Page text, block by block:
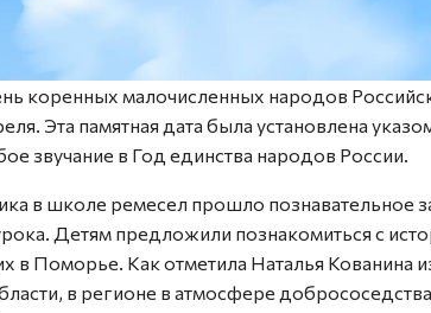
коренных малочисленных народов
Эта памятная дата была установлена
звучание в Год единства народов России.
в школе ремесел прошло познавательное
Детям предложили познакомиться с
в Поморье. Как отметила Наталья Кованина
в регионе в атмосфере